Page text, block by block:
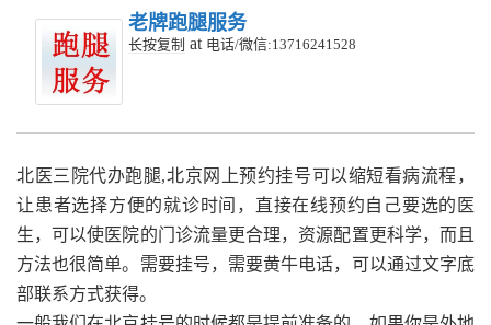
老牌跑腿服务
长按复制 at 电话/微信:13716241528
北医三院代办跑腿,北京网上预约挂号可以缩短看病流程，
让患者选择方便的就诊时间，直接在线预约自己要选的医
生，可以使医院的门诊流量更合理，资源配置更科学，而且
方法也很简单。需要挂号，需要黄牛电话，可以通过文字底
部联系方式获得。